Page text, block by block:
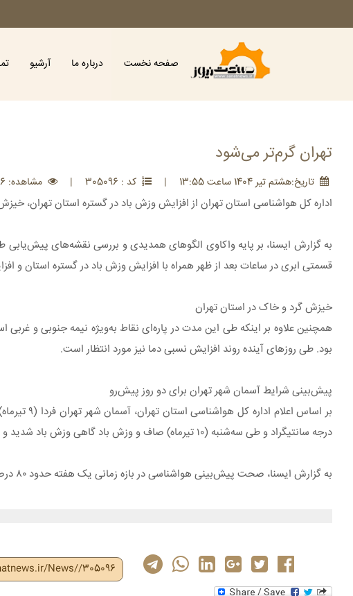
صفحه نخست درباره ما آرشیو
تهران گرم‌تر می‌شود
تاريخ:هشتم تير 1404 ساعت 13:55 | کد : 305096 | مشاهده: 226
اداره کل هواشناسی استان تهران از افزایش وزش باد در گستره استان تهران،‌
قسمتی ابری در ساعات بعد از ظهر همراه با افزایش وزش باد در گستره استان و
خیزش گرد و خاک در استان تهران
همچنین علاوه بر اینکه طی این مدت در پاره‌ای نقاط به‌ویژه نیمه جنوبی و
بود. طی روزهای آینده روند افزایش نسبی دما نیز مورد انتظار است.
پیش‌بینی شرایط آسمان شهر تهران برای دو روز پیش‌رو
درجه سانتیگراد و طی ‌سه‌شنبه (۱۰ تیرماه) صاف و وزش باد گاهی وزش باد شدید و احتمال گردوخاک با حداقل دمای ۲۸ و حداکثر دمای ۳۹ درجه سانتیگراد پیش‌بینی می‌شود.
به گزارش ایسنا، صحت پیش‌بینی هواشناسی در بازه زمانی یک هفته حدود ۸۰ درصد است.
News//305096